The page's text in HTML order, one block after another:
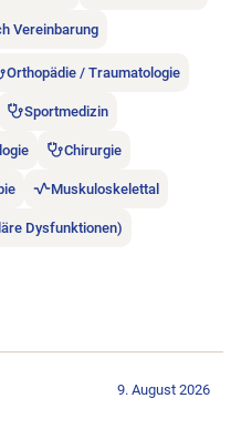
Vereinbarung
Orthopädie / Traumatologie
Sportmedizin
Chirurgie
Muskuloskelettal
Dysfunktionen)
9. August 2026